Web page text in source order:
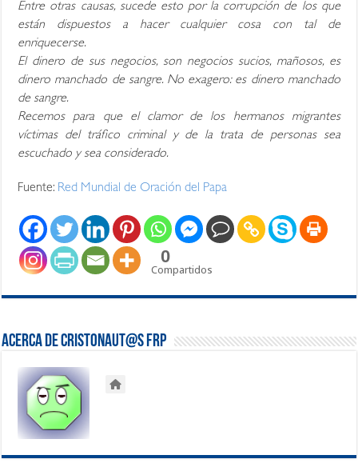
Entre otras causas, sucede esto por la corrupción de los que
están dispuestos a hacer cualquier cosa con tal de
enriquecerse.
El dinero de sus negocios, son negocios sucios, mañosos, es
dinero manchado de sangre. No exagero: es dinero manchado
de sangre.
Recemos para que el clamor de los hermanos migrantes
víctimas del tráfico criminal y de la trata de personas sea
escuchado y sea considerado.
Fuente: Red Mundial de Oración del Papa
0
Compartidos
Acerca de Cristonaut@s FRP